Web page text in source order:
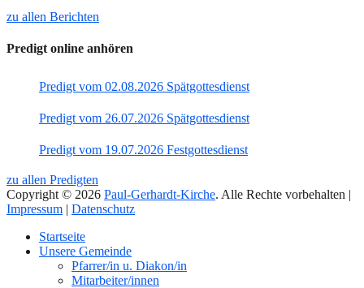
zu allen Berichten
Predigt online anhören
Predigt vom 02.08.2026 Spätgottesdienst
Predigt vom 26.07.2026 Spätgottesdienst
Predigt vom 19.07.2026 Festgottesdienst
zu allen Predigten
Copyright © 2026 Paul-Gerhardt-Kirche. Alle Rechte vorbehalten |
Impressum | Datenschutz
oben
Startseite
Unsere Gemeinde
Pfarrer/in u. Diakon/in
Mitarbeiter/innen